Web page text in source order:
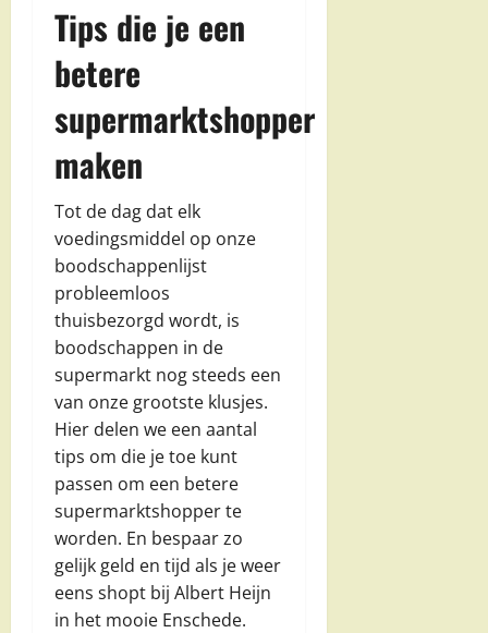
Tips die je een
betere
supermarktshopper
maken
Tot de dag dat elk
voedingsmiddel op onze
boodschappenlijst
probleemloos
thuisbezorgd wordt, is
boodschappen in de
supermarkt nog steeds een
van onze grootste klusjes.
Hier delen we een aantal
tips om die je toe kunt
passen om een betere
supermarktshopper te
worden. En bespaar zo
gelijk geld en tijd als je weer
eens shopt bij Albert Heijn
in het mooie Enschede.